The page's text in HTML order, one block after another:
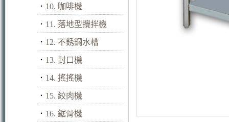
． 10. 咖啡機
． 11. 落地型攪拌機
． 12. 不銹鋼水槽
． 13. 封口機
． 14. 搖搖機
． 15. 絞肉機
． 16. 鋸骨機